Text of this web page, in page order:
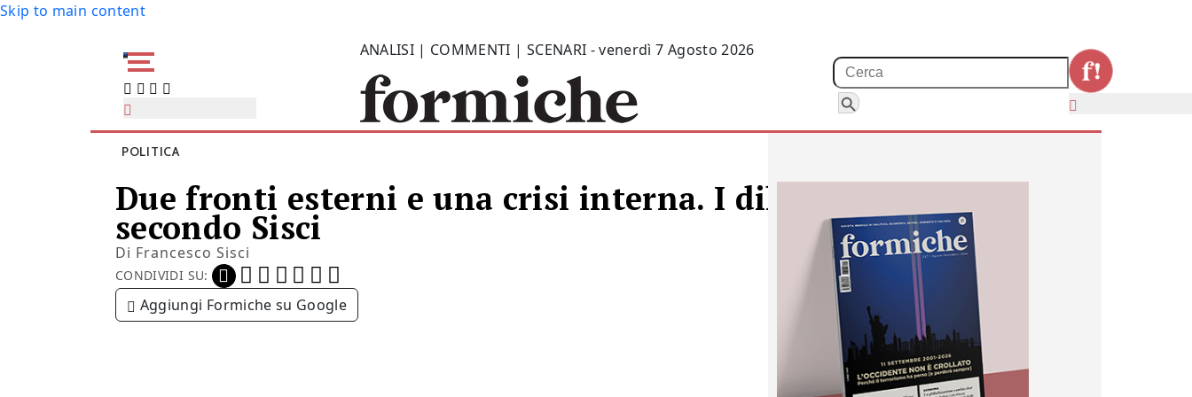
Skip to main content
ANALISI | COMMENTI | SCENARI - venerdì 7 Agosto 2026
Search Button
POLITICA
Due fronti esterni e una crisi interna. I dilemmi dell’Italia
secondo Sisci
Di Francesco Sisci
CONDIVIDI SU:
Aggiungi Formiche su Google